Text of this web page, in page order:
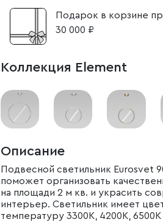
Подарок в корзине
30 000 ₽
Коллекция Element
Описание
Подвесной светильник Eurosvet
поможет организовать
на площади 2 м кв. и украсить
интерьер. Светильник имеет
температуру 3300К, 4200К,